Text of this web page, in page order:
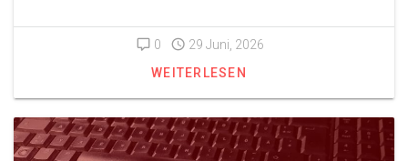
0
29 Juni, 2026
WEITERLESEN